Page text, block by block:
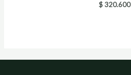
$320.600